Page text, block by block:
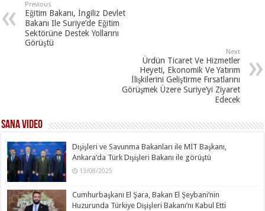
Previous
Eğitim Bakanı, İngiliz Devlet
Bakanı Ile Suriye’de Eğitim
Sektörüne Destek Yollarını
Görüştü
Next
Ürdün Ticaret Ve Hizmetler
Heyeti, Ekonomik Ve Yatırım
İlişkilerini Geliştirme Fırsatlarını
Görüşmek Üzere Suriye’yi Ziyaret
Edecek
SANA Video
Dışişleri ve Savunma Bakanları ile MİT Başkanı,
Ankara’da Türk Dışişleri Bakanı ile görüştü
13/08/2025
Cumhurbaşkanı El Şara, Bakan El Şeybani’nin
Huzurunda Türkiye Dışişleri Bakanı’nı Kabul Etti